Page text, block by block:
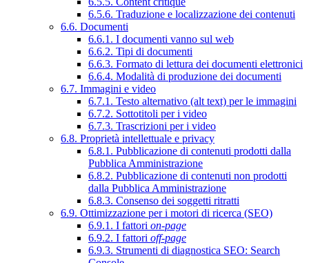
6.5.6. Traduzione e localizzazione dei contenuti
6.6. Documenti
6.6.1. I documenti vanno sul web
6.6.2. Tipi di documenti
6.6.3. Formato di lettura dei documenti elettronici
6.6.4. Modalità di produzione dei documenti
6.7. Immagini e video
6.7.1. Testo alternativo (alt text) per le immagini
6.7.2. Sottotitoli per i video
6.7.3. Trascrizioni per i video
6.8. Proprietà intellettuale e privacy
6.8.1. Pubblicazione di contenuti prodotti dalla
Pubblica Amministrazione
6.8.2. Pubblicazione di contenuti non prodotti
dalla Pubblica Amministrazione
6.8.3. Consenso dei soggetti ritratti
6.9. Ottimizzazione per i motori di ricerca (SEO)
6.9.1. I fattori on-page
6.9.2. I fattori off-page
6.9.3. Strumenti di diagnostica SEO: Search